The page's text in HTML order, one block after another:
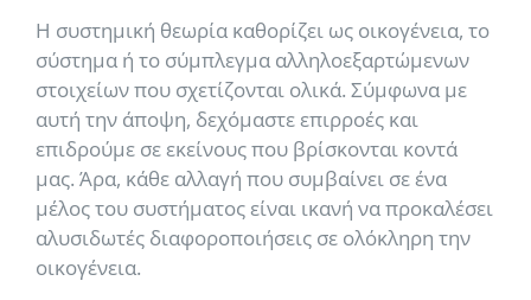
Η συστημική θεωρία καθορίζει ως οικογένεια, το
σύστημα ή το σύμπλεγμα αλληλοεξαρτώμενων
στοιχείων που σχετίζονται ολικά. Σύμφωνα με
αυτή την άποψη, δεχόμαστε επιρροές και
επιδρούμε σε εκείνους που βρίσκονται κοντά
μας. Άρα, κάθε αλλαγή που συμβαίνει σε ένα
μέλος του συστήματος είναι ικανή να προκαλέσει
αλυσιδωτές διαφοροποιήσεις σε ολόκληρη την
οικογένεια.